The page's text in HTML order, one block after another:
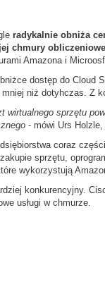
radykalnie obniża
chmury
Amazona i
dostęp do Cloud
niż dotyhczas. Z
wirtualnego sprzętu
- mówi Urs Holzle,
coraz
sprzętu,
wykorzystują
konkurencyjny.
usługi w chmurze.